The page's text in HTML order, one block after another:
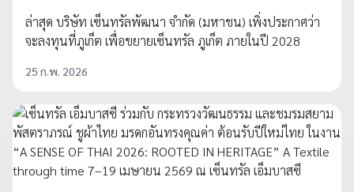
ล่าสุด บริษัท เซ็นทรัลพัฒนา จำกัด (มหาชน) เพิ่งประกาศว่า
จะลงทุนที่ภูเก็ต เพื่อขยายเซ็นทรัล ภูเก็ต ภายในปี 2028
25 ก.พ. 2026